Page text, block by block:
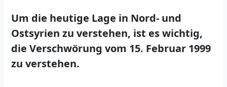
Um die heutige Lage in Nord- und
Ostsyrien zu verstehen, ist es wichtig,
die Verschwörung vom 15. Februar 1999
zu verstehen.